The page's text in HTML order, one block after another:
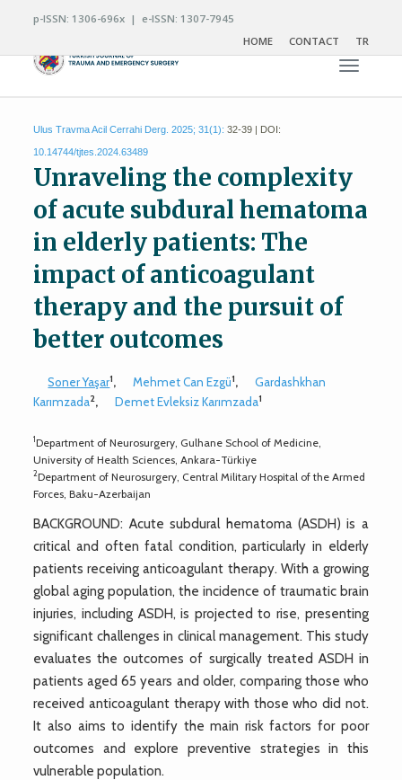
p-ISSN: 1306-696x | e-ISSN: 1307-7945
HOME
CONTACT TR
Toggle
Ulus Travma Acil Cerrahi Derg. 2025; 31(1): 32-39 | DOI:
10.14744/tjtes.2024.63489
Unraveling the complexity
of acute subdural hematoma
in elderly patients: The
impact of anticoagulant
therapy and the pursuit of
better outcomes
Soner Yaşar1, Mehmet Can Ezgü1,
Gardashkhan
Karımzada2, Demet Evleksiz Karımzada1
1Department of Neurosurgery, Gulhane School of Medicine,
University of Health Sciences, Ankara-Türkiye
2Department of Neurosurgery, Central Military Hospital of the Armed
Forces, Baku-Azerbaijan
BACKGROUND: Acute subdural hematoma (ASDH) is a
critical and often fatal condition, particularly in elderly
patients receiving anticoagulant therapy. With a growing
global aging population, the incidence of traumatic brain
injuries, including ASDH, is projected to rise, presenting
significant challenges in clinical management. This study
evaluates the outcomes of surgically treated ASDH in
patients aged 65 years and older, comparing those who
received anticoagulant therapy with those who did not.
It also aims to identify the main risk factors for poor
outcomes and explore preventive strategies in this
vulnerable population.